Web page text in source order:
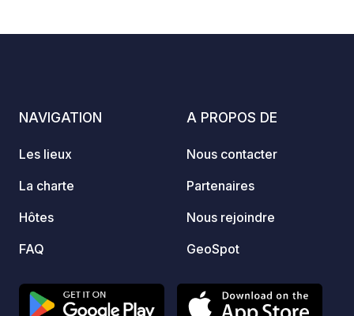
NAVIGATION
Les lieux
La charte
Hôtes
FAQ
A PROPOS DE
Nous contacter
Partenaires
Nous rejoindre
GeoSpot